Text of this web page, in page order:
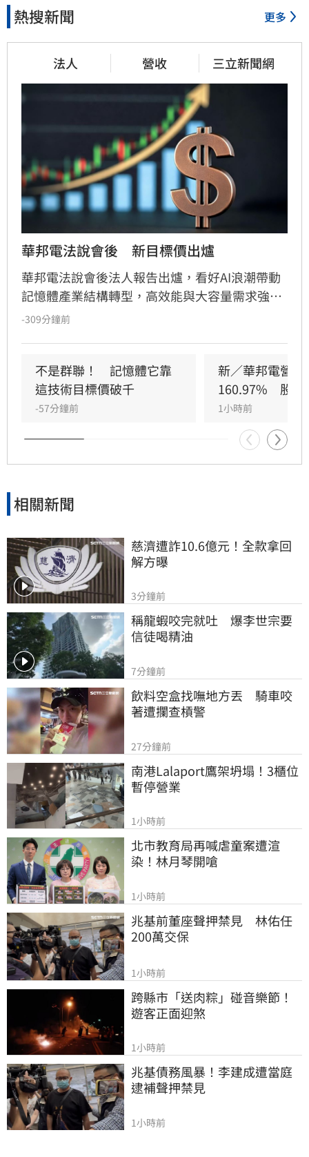
熱搜新聞 更多
法人 營收 三立新聞網
華邦電法說會後　新目標價出爐
華邦電法說會後法人報告出爐，看好AI浪潮帶動
記憶體產業結構轉型，高效能與大容量需求強
勁，推升DRAM與Flash報價持續走揚。華邦電第
擎，公司並大幅調升2026年資本支出至395億
元，全力衝刺高雄廠擴產與先進製程。法人分析
指出，隨AI需求爆發，2027年記憶體供需缺口將
擴大，華邦電中長線營運看俏，兩家本土券商分
別給予200元及275元目標價，市場對其獲利爆發
力寄予厚望。提醒投資人，投資股票具備風險，
-309分鐘前
不是群聯！　記憶體它靠
這技術目標價破千
-57分鐘前
新／華邦電營收
160.97%　股價
1小時前
相關新聞
慈濟遭詐10.6億元！全款拿回
解方曝
3分鐘前
稱龍蝦咬完就吐　爆李世宗要
信徒喝精油
7分鐘前
飲料空盒找嘸地方丟　騎車咬
著遭攔查槓警
27分鐘前
南港Lalaport鷹架坍塌！3櫃位
暫停營業
1小時前
北市教育局再喊虐童案遭渲
染！林月琴開嗆
1小時前
兆基前董座聲押禁見　林佑任
200萬交保
1小時前
跨縣市「送肉粽」碰音樂節！
遊客正面迎煞
1小時前
兆基債務風暴！李建成遭當庭
逮補聲押禁見
1小時前